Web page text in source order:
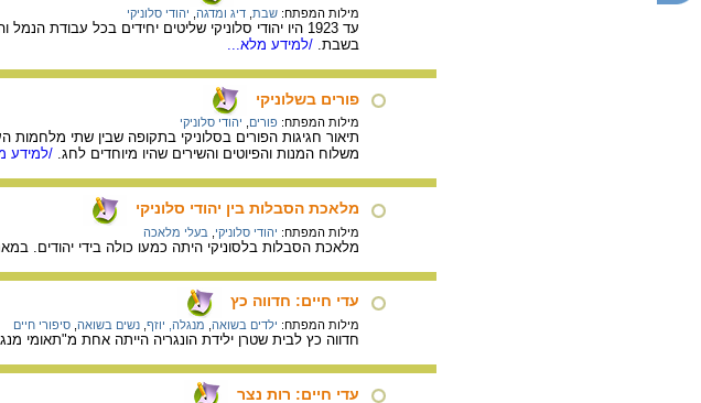
מילות המפתח: שבת דיג ומדגה יהודי סלוניקי
עד 1923 היו יהודי סלוניקי שליטים יחידים בכל
בשבת. /למידע מלא...
פורים בשלוניקי
מילות המפתח: פורים יהודי סלוניקי
תיאור חגיגות הפורים בסלוניקי בתקופה שבין שתי
משלוח המנות והפיוטים והשירים שהיו מיוחדים לחג. /למידע
מלאכת הסבלות בין יהודי סלוניקי
מילות המפתח: יהודי סלוניקי בעלי מלאכה
מלאכת הסבלות בלסוניקי היתה כמעו כולה בידי יהודים.
עדי חיים: חדווה כץ
מילות המפתח: ילדים בשואה מנגלה, יוזף נשים בשואה סיפורי חיים
חדווה כץ לבית שטרן ילידת הונגריה הייתה אחת מ"תאומי
עדי חיים: רות נצר